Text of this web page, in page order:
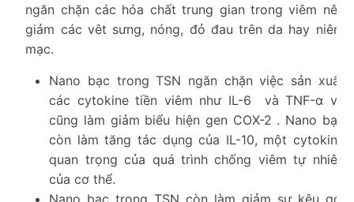
ngăn chặn các hóa chất trung gian trong viêm nên
giảm các vêt sưng, nóng, đỏ đau trên da hay niêm
mạc.
Nano bạc trong TSN ngăn chặn việc sản xuất
các cytokine tiền viêm như IL-6 và TNF-α và
cũng làm giảm biểu hiện gen COX-2 . Nano bạc
còn làm tăng tác dụng của IL-10, một cytokine
quan trọng của quá trình chống viêm tự nhiên
của cơ thể.
Nano bạc trong TSN còn làm giảm sự kêu gọi